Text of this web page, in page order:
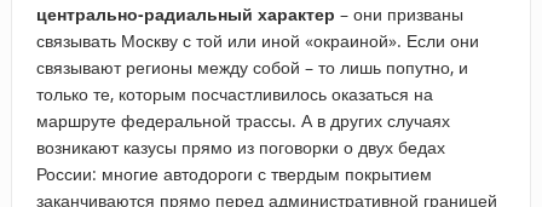
центрально-радиальный характер – они призваны
связывать Москву с той или иной «окраиной». Если они
связывают регионы между собой – то лишь попутно, и
только те, которым посчастливилось оказаться на
маршруте федеральной трассы. А в других случаях
возникают казусы прямо из поговорки о двух бедах
России: многие автодороги с твердым покрытием
заканчиваются прямо перед административной границей